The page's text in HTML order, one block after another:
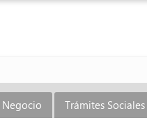
Trámites